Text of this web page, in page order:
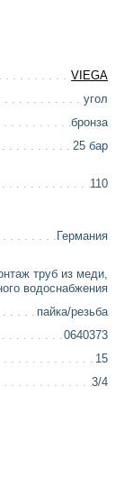
VIEGA
угол
бронза
25 бар
110
Германия
труб из меди,
водоснабжения
пайка/резьба
0640373
15
3/4